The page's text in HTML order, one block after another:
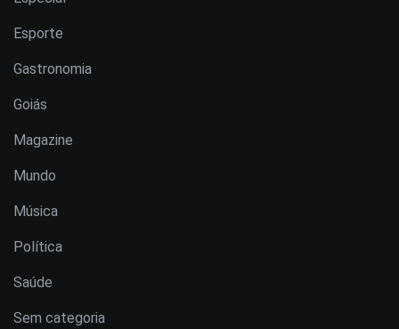
Esporte
Gastronomia
Goiás
Magazine
Mundo
Música
Política
Saúde
Sem categoria